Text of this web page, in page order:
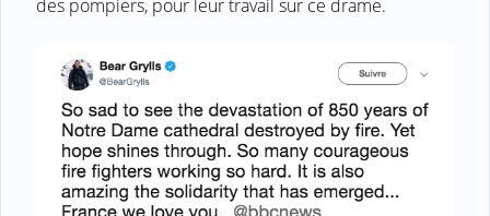
des pompiers, pour leur travail sur ce drame.